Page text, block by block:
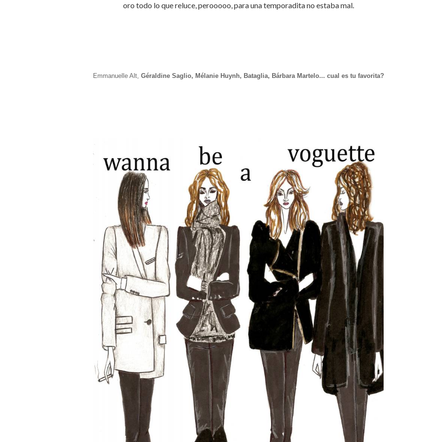
oro todo lo que reluce, perooooo, para una temporadita no estaba mal.
Emmanuelle Alt, Géraldine Saglio, Mélanie Huynh, Bataglia, Bárbara Martelo... cual es tu favorita?